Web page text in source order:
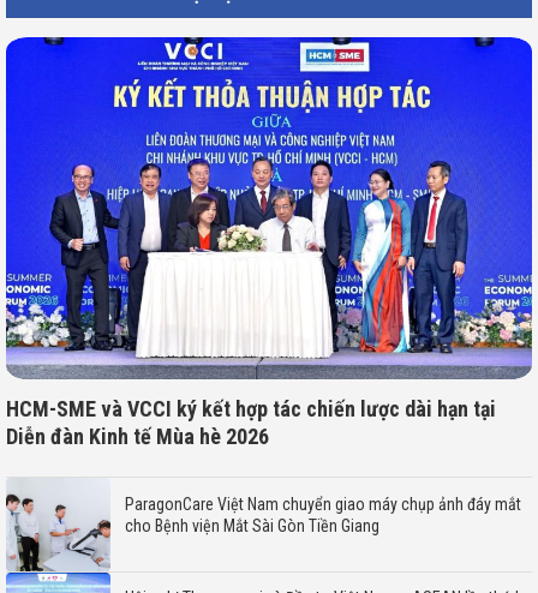
HCM-SME và VCCI ký kết hợp tác chiến lược dài hạn tại
Diễn đàn Kinh tế Mùa hè 2026
ParagonCare Việt Nam chuyển giao máy chụp ảnh đáy mắt
cho Bệnh viện Mắt Sài Gòn Tiền Giang